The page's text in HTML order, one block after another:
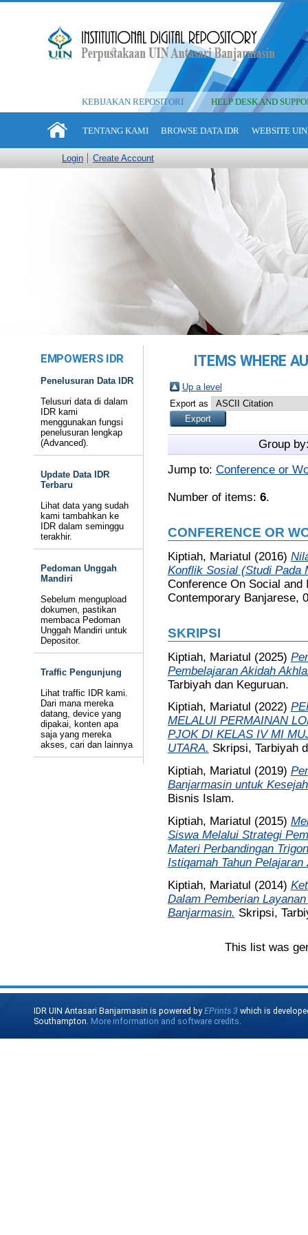
KEBIJAKAN REPOSITORI HELP DESK AND
TENTANG KAMI BROWSE DATA IDR WEBSITE
Login Create Account
EMPOWERS IDR
Penelusuran Data IDR
Telusuri data di dalam
IDR kami
menggunakan fungsi
penelusuran lengkap
(Advanced).
Update Data IDR
Terbaru
Lihat data yang sudah
kami tambahkan ke
IDR dalam seminggu
terakhir.
Pedoman Unggah
Mandiri
Sebelum mengupload
dokumen, pastikan
membaca Pedoman
Unggah Mandiri untuk
Depositor.
Traffic Pengunjung
Lihat traffic IDR kami.
Dari mana mereka
datang, device yang
dipakai, konten apa
saja yang mereka
akses, cari dan lainnya
ITEMS WHERE
Up a level
Export as
Group
Jump to: Conference or
Number of items: 6.
CONFERENCE OR
Kiptiah, Mariatul (2016)
Konflik Sosial (Studi Pada
Conference On Social
Contemporary Banjarese,
SKRIPSI
Kiptiah, Mariatul (2025)
Pembelajaran Akidah
Tarbiyah dan Keguruan.
Kiptiah, Mariatul (2022)
MELALUI PERMAINAN
PJOK DI KELAS IV MI
UTARA. Skripsi, Tarbiyah
Kiptiah, Mariatul (2019)
Banjarmasin untuk
Bisnis Islam.
Kiptiah, Mariatul (2015)
Siswa Melalui Strategi
Materi Perbandingan
Istiqamah Tahun Pelajaran
Kiptiah, Mariatul (2014)
Dalam Pemberian
Banjarmasin. Skripsi,
This list was
IDR UIN Antasari Banjarmasin is powered byEPrints 3 which is
Southampton. More information and software credits